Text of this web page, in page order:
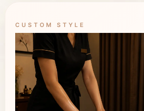
CUSTOM STYLE